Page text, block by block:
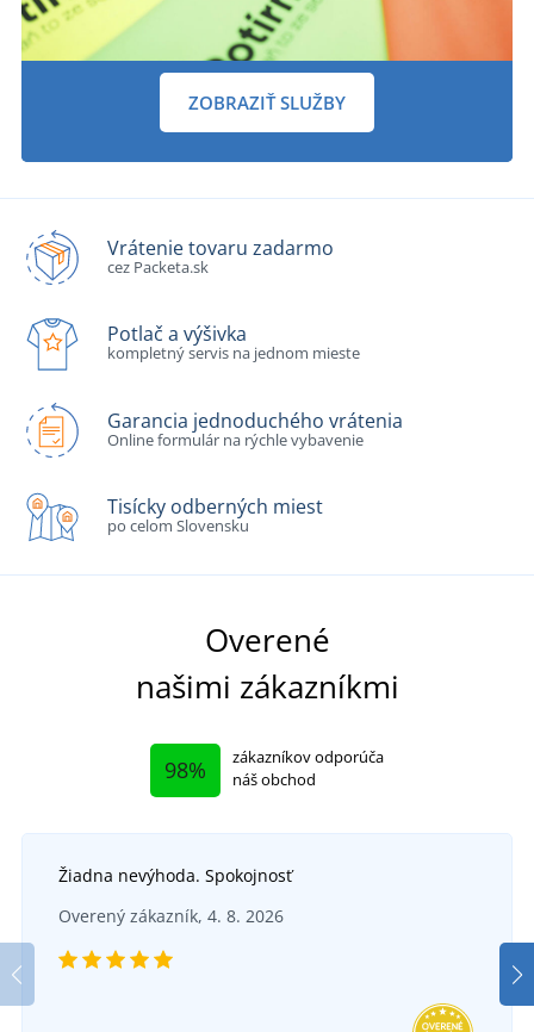
ZOBRAZIŤ SLUŽBY
Vrátenie tovaru zadarmo
cez Packeta.sk
Potlač a výšivka
kompletný servis na jednom mieste
Garancia jednoduchého vrátenia
Online formulár na rýchle vybavenie
Tisícky odberných miest
po celom Slovensku
Overené
našimi zákazníkmi
98%
zákazníkov odporúča
náš obchod
Žiadna nevýhoda. Spokojnosť
Overený zákazník, 4. 8. 2026